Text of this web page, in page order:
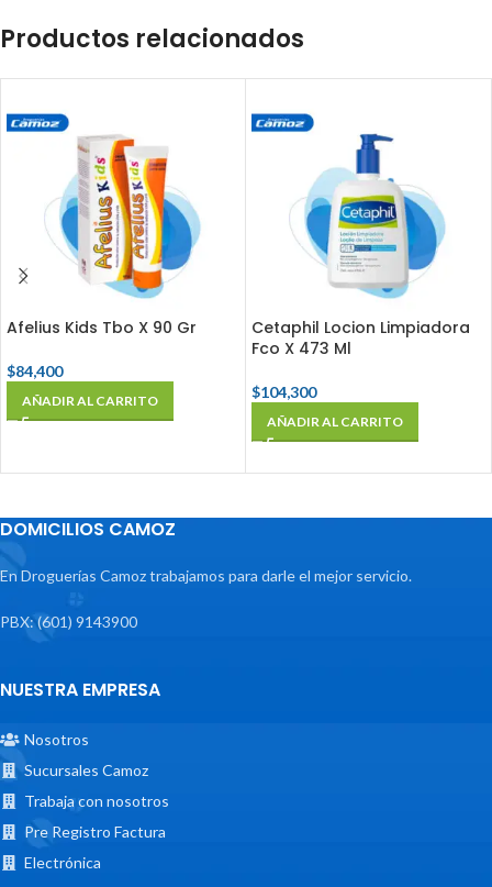
Productos relacionados
Afelius Kids Tbo X 90 Gr
$84,400
AÑADIR AL CARRITO
Cetaphil Locion Limpiadora
Fco X 473 Ml
$104,300
AÑADIR AL CARRITO
DOMICILIOS CAMOZ
En Droguerías Camoz trabajamos para darle el mejor servicio.
PBX: (601) 9143900
NUESTRA EMPRESA
Nosotros
Sucursales Camoz
Trabaja con nosotros
Pre Registro Factura
Electrónica